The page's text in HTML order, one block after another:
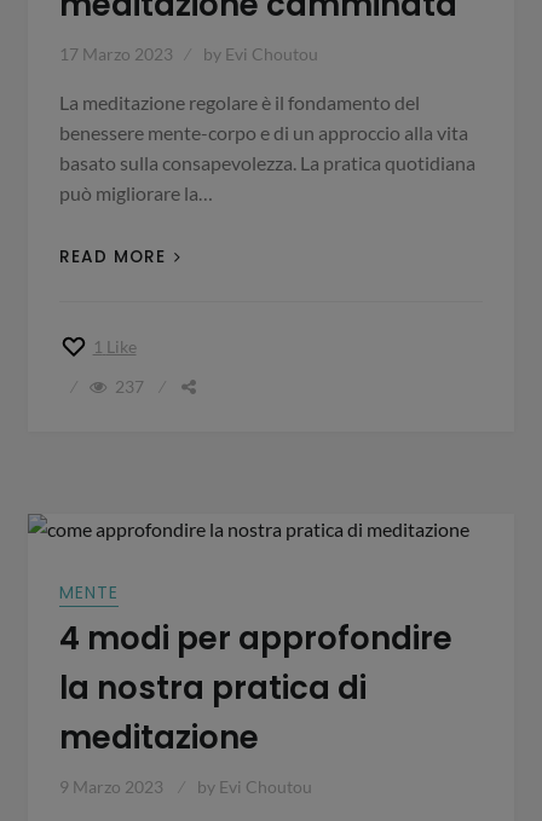
17 Marzo 2023 by Evi Choutou
La meditazione regolare è il fondamento del
benessere mente-corpo e di un approccio alla vita
basato sulla consapevolezza. La pratica quotidiana
può migliorare la…
READ MORE
1 Like
237
MENTE
4 modi per approfondire
la nostra pratica di
meditazione
9 Marzo 2023 by Evi Choutou